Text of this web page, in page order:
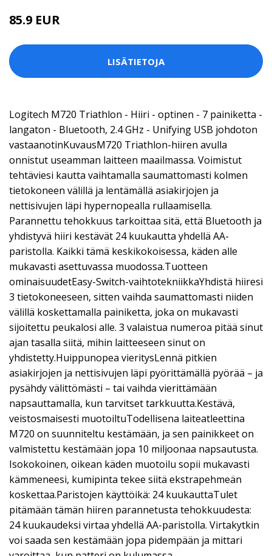
85.9 EUR
LISÄTIETOJA
Logitech M720 Triathlon - Hiiri - optinen - 7 painiketta -
langaton - Bluetooth, 2.4 GHz - Unifying USB johdoton
vastaanotinKuvausM720 Triathlon-hiiren avulla
onnistut useamman laitteen maailmassa. Voimistut
tehtäviesi kautta vaihtamalla saumattomasti kolmen
tietokoneen välillä ja lentämällä asiakirjojen ja
nettisivujen läpi hypernopealla rullaamisella.
Parannettu tehokkuus tarkoittaa sitä, että Bluetooth ja
yhdistyvä hiiri kestävät 24 kuukautta yhdellä AA-
paristolla. Kaikki tämä keskikokoisessa, käden alle
mukavasti asettuvassa muodossa.Tuotteen
ominaisuudetEasy-Switch-vaihtotekniikkaYhdistä hiiresi
3 tietokoneeseen, sitten vaihda saumattomasti niiden
välillä koskettamalla painiketta, joka on mukavasti
sijoitettu peukalosi alle. 3 valaistua numeroa pitää sinut
ajan tasalla siitä, mihin laitteeseen sinut on
yhdistetty.Huippunopea vieritysLennä pitkien
asiakirjojen ja nettisivujen läpi pyörittämällä pyörää – ja
pysähdy välittömästi – tai vaihda vierittämään
napsauttamalla, kun tarvitset tarkkuutta.Kestävä,
veistosmaisesti muotoiltuTodellisena laiteatleettina
M720 on suunniteltu kestämään, ja sen painikkeet on
valmistettu kestämään jopa 10 miljoonaa napsautusta.
Isokokoinen, oikean käden muotoilu sopii mukavasti
kämmeneesi, kumipinta tekee siitä ekstrapehmeän
koskettaa.Paristojen käyttöikä: 24 kuukauttaTulet
pitämään tämän hiiren parannetusta tehokkuudesta:
24 kuukaudeksi virtaa yhdellä AA-paristolla. Virtakytkin
voi saada sen kestämään jopa pidempään ja mittari